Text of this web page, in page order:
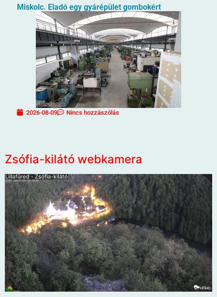
Miskolc. Eladó egy gyárépület gombokért
2026-08-09 Nincs hozzászólás
Zsófia-kilátó webkamera